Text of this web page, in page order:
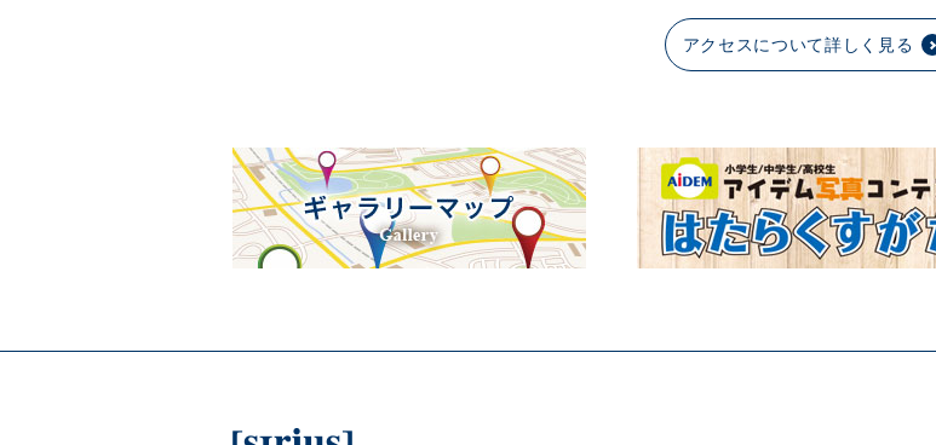
アクセスについて詳しく見る